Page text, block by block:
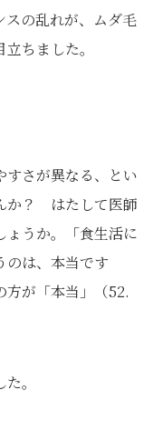
スの乱れが、ムダ毛
ちました。
すさが異なる、とい
か？ はたして医師
ょうか。「食生活に
のは、本当です
方が「本当」（52.
。